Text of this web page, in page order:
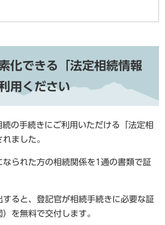
化できる「法定相続情報
用ください
の手続きにご利用いただける「法定相
ました。
なられた方の相続関係を1通の書類で証
ると、登記官が相続手続きに必要な証
を無料で交付します。